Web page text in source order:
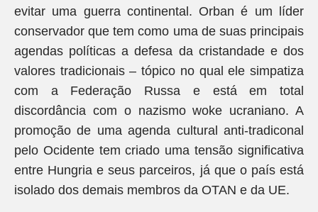
evitar uma guerra continental. Orban é um líder
conservador que tem como uma de suas principais
agendas políticas a defesa da cristandade e dos
valores tradicionais – tópico no qual ele simpatiza
com a Federação Russa e está em total
discordância com o nazismo woke ucraniano. A
promoção de uma agenda cultural anti-tradiconal
pelo Ocidente tem criado uma tensão significativa
entre Hungria e seus parceiros, já que o país está
isolado dos demais membros da OTAN e da UE.